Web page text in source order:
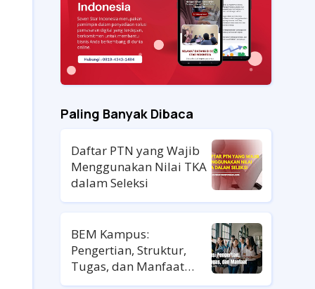
Paling Banyak Dibaca
Daftar PTN yang Wajib
Menggunakan Nilai TKA
dalam Seleksi
BEM Kampus:
Pengertian, Struktur,
Tugas, dan Manfaat
untuk Mahasiswa